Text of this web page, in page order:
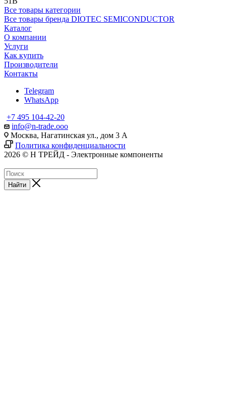
Все товары категории
Все товары бренда DIOTEC SEMICONDUCTOR
Каталог
О компании
Услуги
Как купить
Производители
Контакты
Telegram
WhatsApp
+7 495 104-42-20
info@n-trade.ooo
Москва, Нагатинская ул., дом 3 А
Политика конфиденциальности
2026 © Н ТРЕЙД - Электронные компоненты
Найти